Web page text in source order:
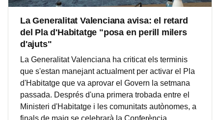
La Generalitat Valenciana avisa: el retard
del Pla d'Habitatge "posa en perill milers
d'ajuts"
La Generalitat Valenciana ha criticat els terminis
que s'estan manejant actualment per activar el Pla
d'Habitatge que va aprovar el Govern la setmana
passada. Després d'una primera trobada entre el
Ministeri d'Habitatge i les comunitats autònomes, a
finals de maig se celebrarà la Conferència